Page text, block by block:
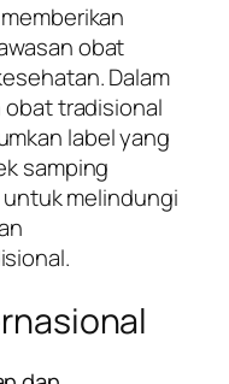
obat
Dalam
tradisional
label yang
samping
melindungi